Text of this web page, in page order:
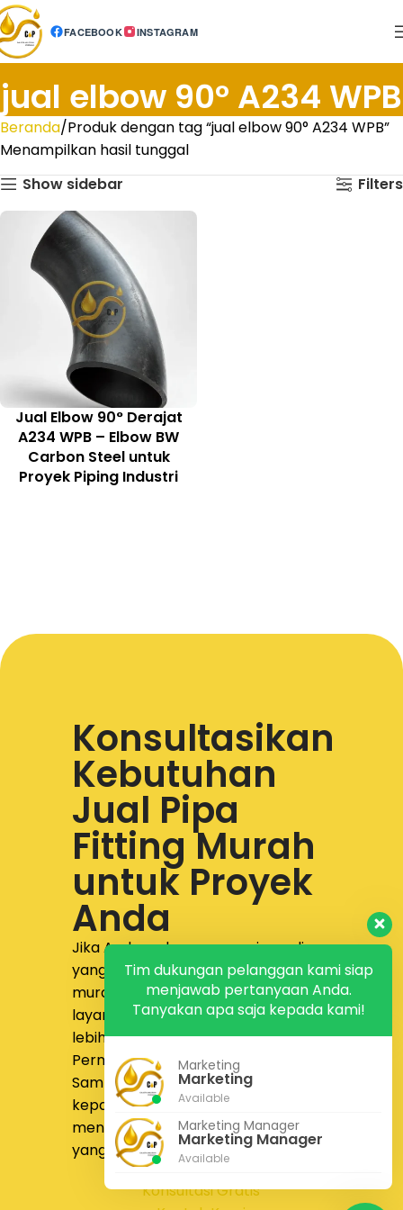
FACEBOOK INSTAGRAM
jual elbow 90° A234 WPB
Beranda Produk dengan tag “jual elbow 90° A234 WPB”
Menampilkan hasil tunggal
Show sidebar
Filters
Jual Elbow 90° Derajat
A234 WPB – Elbow BW
Carbon Steel untuk
Proyek Piping Industri
Konsultasikan
Kebutuhan
Jual Pipa
Fitting Murah
untuk Proyek
Anda
Jika Anda sedang mencari supplier
yang menyediakanjual pipa fitting
murah dengan produk lengkap,
layanan responsif, dan proses yang
lebih nyaman,PT Calista Anugrah
Permatasiap membantu.
Sampaikan kebutuhan proyek Anda
kepada tim kami untuk
mendapatkan solusi pengadaan
yang lebih tepat dan efisien.
Konsultasi Gratis
Tim dukungan pelanggan kami siap
menjawab pertanyaan Anda.
Tanyakan apa saja kepada kami!
Marketing
Marketing
Available
Marketing Manager
Marketing Manager
Available